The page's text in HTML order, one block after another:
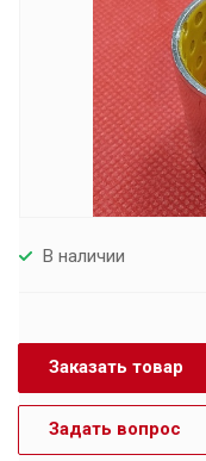
В наличии
Заказать товар
Задать вопрос